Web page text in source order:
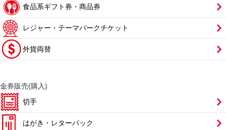
食品系ギフト券・商品券
レジャー・テーマパークチケット
外貨両替
金券販売(購入)
切手
はがき・レターパック